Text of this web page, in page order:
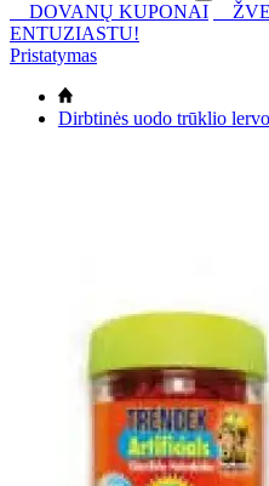
DOVANŲ KUPONAI
ENTUZIASTU!
Pristatymas
Dirbtinės uodo trūklio